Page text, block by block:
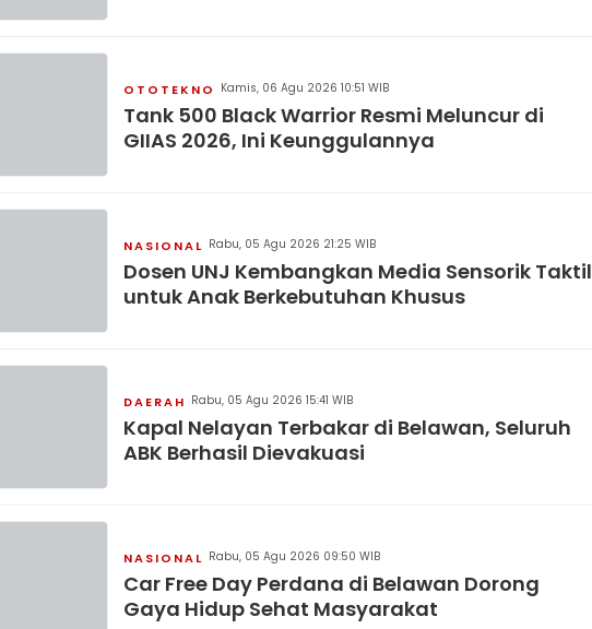
OTOTEKNO Kamis, 06 Agu 2026 10:51 WIB
Tank 500 Black Warrior Resmi Meluncur di
GIIAS 2026, Ini Keunggulannya
NASIONAL Rabu, 05 Agu 2026 21:25 WIB
Dosen UNJ Kembangkan Media Sensorik Taktil
untuk Anak Berkebutuhan Khusus
DAERAH Rabu, 05 Agu 2026 15:41 WIB
Kapal Nelayan Terbakar di Belawan, Seluruh
ABK Berhasil Dievakuasi
NASIONAL Rabu, 05 Agu 2026 09:50 WIB
Car Free Day Perdana di Belawan Dorong
Gaya Hidup Sehat Masyarakat